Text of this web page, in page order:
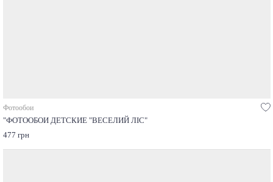
Фотообои
"ФОТООБОИ ДЕТСКИЕ "ВЕСЕЛИЙ ЛІС"
477 грн